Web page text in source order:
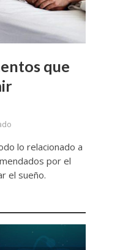
que
lo relacionado a
por el
el sueño.